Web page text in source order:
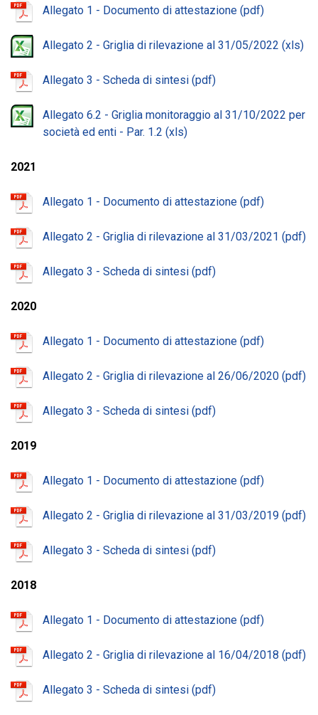
Allegato 1 - Documento di attestazione
Allegato 2 - Griglia di rilevazione al 31/05/2022
Allegato 3 - Scheda di sintesi
Allegato 6.2 - Griglia monitoraggio al 31/10/2022 per
società ed enti - Par. 1.2
2021
Allegato 1 - Documento di attestazione
Allegato 2 - Griglia di rilevazione al 31/03/2021
Allegato 3 - Scheda di sintesi
2020
Allegato 1 - Documento di attestazione
Allegato 2 - Griglia di rilevazione al 26/06/2020
Allegato 3 - Scheda di sintesi
2019
Allegato 1 - Documento di attestazione
Allegato 2 - Griglia di rilevazione al 31/03/2019
Allegato 3 - Scheda di sintesi
2018
Allegato 1 - Documento di attestazione
Allegato 2 - Griglia di rilevazione al 16/04/2018
Allegato 3 - Scheda di sintesi